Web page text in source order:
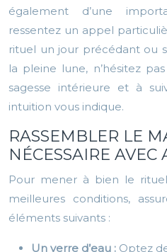
également d’une
ressentez un appel
rituel un jour précédant ou
la pleine lune, n’hésitez
sagesse intérieure et à
intuition vous indique.
RASSEMBLER LE
NÉCESSAIRE AVEC
Pour mener à bien le
meilleures conditions,
éléments suivants :
Un verre d’eau : Optez